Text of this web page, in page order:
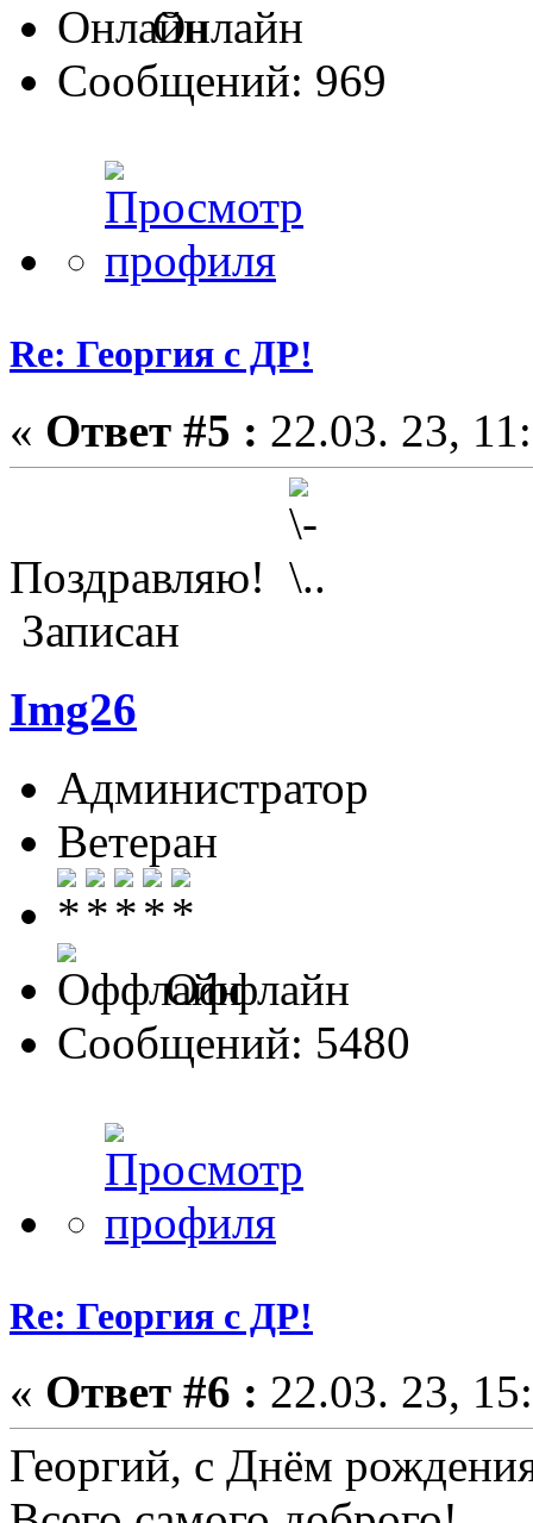
Онлайн
Сообщений: 969
Re: Георгия с ДР!
« Ответ #5 : 22.03. 23,
Поздравляю!
Записан
Img26
Администратор
Ветеран
Оффлайн
Сообщений: 5480
Re: Георгия с ДР!
« Ответ #6 : 22.03. 23,
Георгий, с Днём